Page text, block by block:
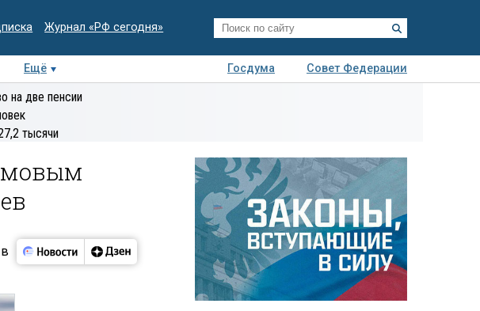
Журнал «РФ сегодня»
Ещё Госдума
Совет Федерации
Деловая
на две пенсии
тысячи